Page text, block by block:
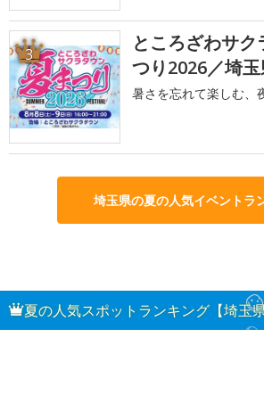
3
ところざわサク
つり2026／埼
暑さを忘れて楽しむ、
埼玉県の夏の人気イベントラ
夏の人気スポットランキング【埼玉県